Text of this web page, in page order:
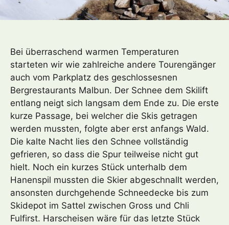
Bei überraschend warmen Temperaturen
starteten wir wie zahlreiche andere Tourengänger
auch vom Parkplatz des geschlossesnen
Bergrestaurants Malbun. Der Schnee dem Skilift
entlang neigt sich langsam dem Ende zu. Die erste
kurze Passage, bei welcher die Skis getragen
werden mussten, folgte aber erst anfangs Wald.
Die kalte Nacht lies den Schnee vollständig
gefrieren, so dass die Spur teilweise nicht gut
hielt. Noch ein kurzes Stück unterhalb dem
Hanenspil mussten die Skier abgeschnallt werden,
ansonsten durchgehende Schneedecke bis zum
Skidepot im Sattel zwischen Gross und Chli
Fulfirst. Harscheisen wäre für das letzte Stück